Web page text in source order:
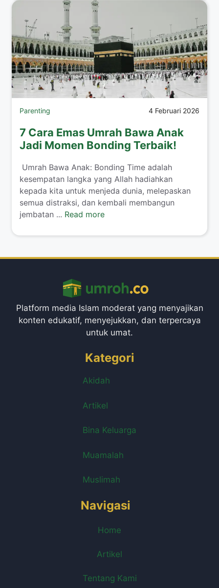
Parenting 4 Februari 2026
7 Cara Emas Umrah Bawa Anak
Jadi Momen Bonding Terbaik!
​ Umrah Bawa Anak: Bonding Time adalah
kesempatan langka yang Allah hadiahkan
kepada kita untuk menjeda dunia, melepaskan
semua distraksi, dan kembali membangun
jembatan ... Read more
Platform media Islam moderat yang menyajikan
konten edukatif, menyejukkan, dan terpercaya
untuk umat.
Kategori
Akidah
Artikel
Bina Keluarga
Muamalah
Muslimah
Navigasi
Home
Artikel
Tentang Kami